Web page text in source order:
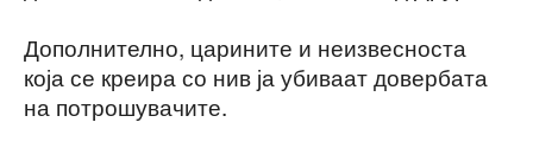
Дополнително, царините и неизвесноста
која се креира со нив ја убиваат довербата
на потрошувачите.